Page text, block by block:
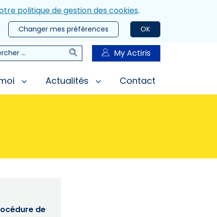
politique de gestion des cookies.
OK
Changer mes préférences
RechercherMy Actiris
Actualités Contact
de